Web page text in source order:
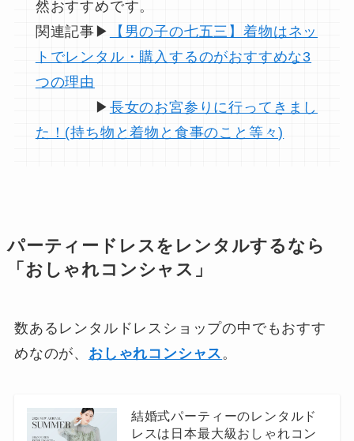
然おすすめです。
関連記事▶
【男の子の七五三】着物はネッ
トでレンタル・購入するのがおすすめな3
つの理由
▶ 長女のお宮参りに行ってきまし
た！(持ち物と着物と食事のこと等々)
パーティードレスをレンタルするなら
「おしゃれコンシャス」
数あるレンタルドレスショップの中でもおすす
めなのが、 おしゃれコンシャス 。
結婚式パーティーのレンタルド
レスは日本最大級おしゃれコン